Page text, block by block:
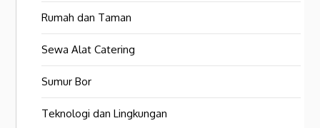
Rumah dan Taman
Sewa Alat Catering
Sumur Bor
Teknologi dan Lingkungan